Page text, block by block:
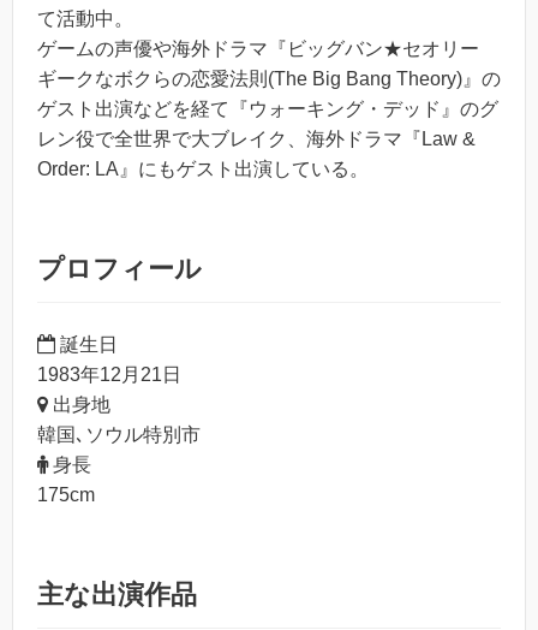
て活動中。
ゲームの声優や海外ドラマ『ビッグバン★セオリー
ギークなボクらの恋愛法則(The Big Bang Theory)』の
ゲスト出演などを経て『ウォーキング・デッド』のグ
レン役で全世界で大ブレイク、海外ドラマ『Law &
Order: LA』にもゲスト出演している。
プロフィール
誕生日
1983年12月21日
出身地
韓国､ソウル特別市
身長
175cm
主な出演作品